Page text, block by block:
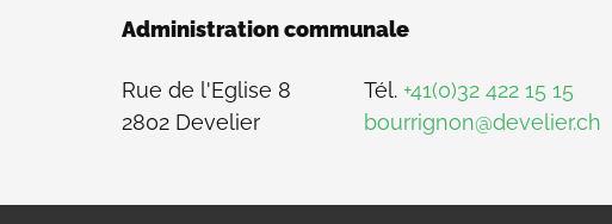
Administration communale
Rue de l'Eglise 8
2802 Develier
Tél. +41(0)32 422 15 15
bourrignon@develier.ch